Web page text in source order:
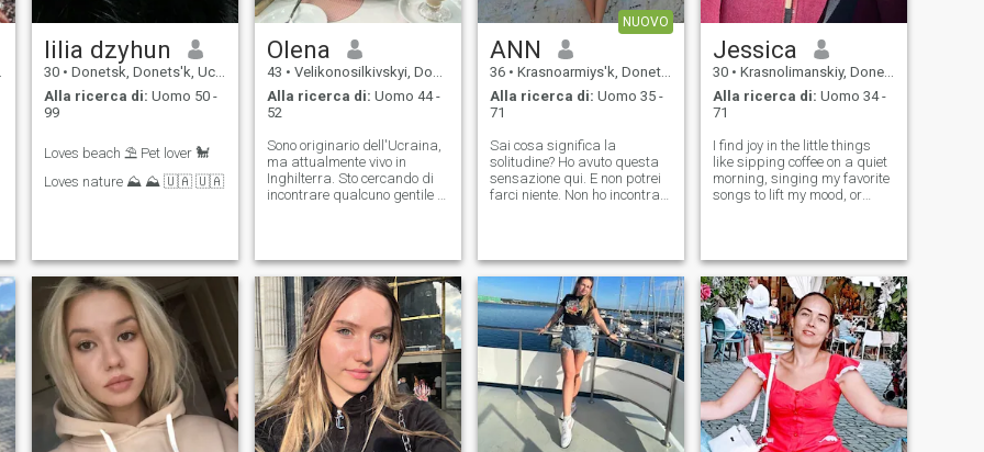
lilia dzyhun
30 • Donetsk, Donets'k, Ucraina
Alla ricerca di: Uomo 50 -
99
Loves beach ⛱️ Pet lover 🐩
Loves nature ⛰️ ⛰️ 🇺🇦 🇺🇦
Olena
43 • Velikonosilkivskyi, Donets'k, Ucraina
Alla ricerca di: Uomo 44 -
52
Sono originario dell'Ucraina,
ma attualmente vivo in
Inghilterra. Sto cercando di
incontrare qualcuno gentile e
NUOVO
ANN
36 • Krasnoarmiys'k, Donets'k, Ucraina
Alla ricerca di: Uomo 35 -
71
Sai cosa significa la
solitudine? Ho avuto questa
sensazione qui. E non potrei
farci niente. Non ho incontrato
così bello come l'amore! Per
questo sono qui. Capisco che
dobbiamo conoscerci meglio.
Dopotutto, ogni donna
subconsciamente sa di che
tipo di uomo ha bisogno.
Sono una donna molto
solidale. Mi piace essere
sempre al centro
dell'attenzione nella mia
famiglia e non mi piace avere
segreti.
Jessica
30 • Krasnolimanskiy, Donets'k, Ucraina
Alla ricerca di: Uomo 34 -
71
I find joy in the little things
like sipping coffee on a quiet
morning, singing my favorite
songs to lift my mood, or
warm, caring, and a lot of
fun to be around.